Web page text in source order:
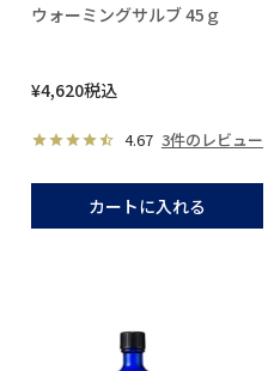
ウォーミングサルブ 45ｇ
¥4,620税込
4.67 3件のレビュー
カートに入れる